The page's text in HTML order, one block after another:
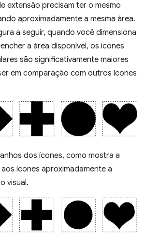
extensão precisam ter o mesmo
aproximadamente a mesma área.
a seguir, quando você dimensiona
a área disponível, os ícones
são significativamente maiores
em comparação com outros ícones
dos ícones, como mostra a
ícones aproximadamente a
visual.